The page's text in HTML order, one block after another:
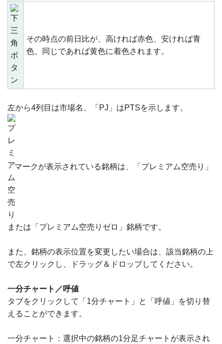
その時点の前日比が、高ければ赤色、安ければ青
色、同じであれば黄色に着色されます。
左から4列目は市場名、「PJ」はPTSを示します。
マークが表示されている銘柄は、「プレミアム空売り」
または「プレミアム空売りゼロ」銘柄です。
また、銘柄の表示位置を変更したい場合は、該当銘柄の上
で左クリックし、ドラッグ＆ドロップしてください。
一分チャート／呼値
タブをクリックして「1分チャート」と「呼値」を切り替
えることができます。
一分チャート：選択中の銘柄の1分足チャートが表示され